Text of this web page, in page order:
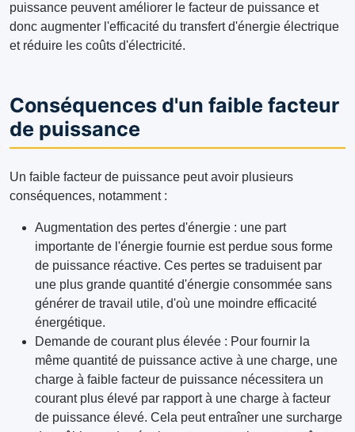
puissance peuvent améliorer le facteur de puissance et
donc augmenter l'efficacité du transfert d'énergie électrique
et réduire les coûts d'électricité.
Conséquences d'un faible facteur
de puissance
Un faible facteur de puissance peut avoir plusieurs
conséquences, notamment :
Augmentation des pertes d'énergie : une part
importante de l'énergie fournie est perdue sous forme
de puissance réactive. Ces pertes se traduisent par
une plus grande quantité d'énergie consommée sans
générer de travail utile, d'où une moindre efficacité
énergétique.
Demande de courant plus élevée : Pour fournir la
même quantité de puissance active à une charge, une
charge à faible facteur de puissance nécessitera un
courant plus élevé par rapport à une charge à facteur
de puissance élevé. Cela peut entraîner une surcharge